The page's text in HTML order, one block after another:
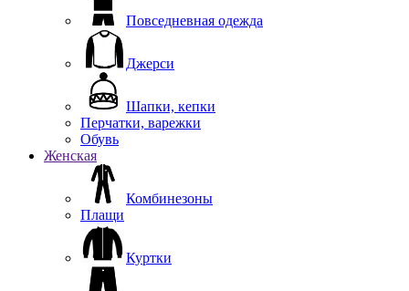
Повседневная одежда
Джерси
Шапки, кепки
Перчатки, варежки
Обувь
Женская
Комбинезоны
Плащи
Куртки